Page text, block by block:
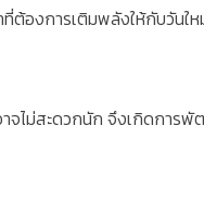
ต้องการเติมพลังให้กับวันให
ไม่สะดวกนัก จึงเกิดกา